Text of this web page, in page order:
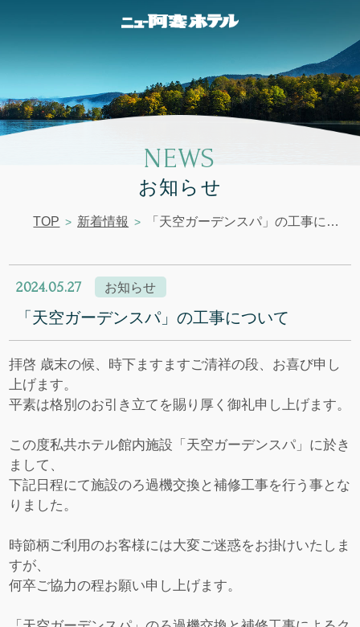
NEWS
お知らせ
TOP 新着情報 「天空ガーデンスパ」の工事について
2024.05.27 お知らせ
「天空ガーデンスパ」の工事について
拝啓 歳末の候、時下ますますご清祥の段、お喜び申し
上げます。
平素は格別のお引き立てを賜り厚く御礼申し上げます。
この度私共ホテル館内施設「天空ガーデンスパ」に於き
まして、
下記日程にて施設のろ過機交換と補修工事を行う事とな
りました。
時節柄ご利用のお客様には大変ご迷惑をお掛けいたしま
すが、
何卒ご協力の程お願い申し上げます。